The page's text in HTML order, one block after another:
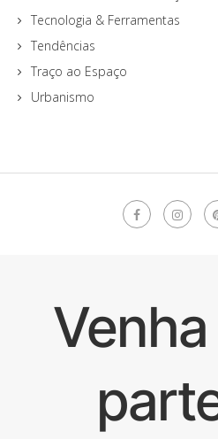
Tecnologia & Ferramentas
Tendências
Traço ao Espaço
Urbanismo